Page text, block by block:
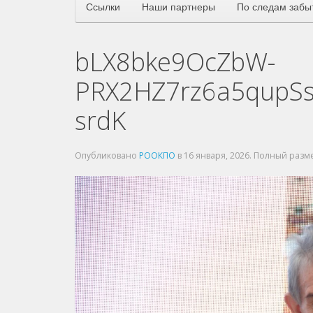
Ссылки Наши партнеры По следам
bLX8bke9OcZbW-
srdK
Опубликовано РООКПО в 16 января, 2026. Полный